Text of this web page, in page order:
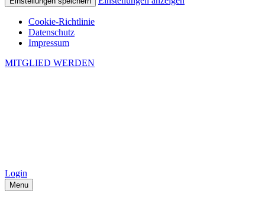
Cookie-Richtlinie
Datenschutz
Impressum
MITGLIED WERDEN
Login
Menu